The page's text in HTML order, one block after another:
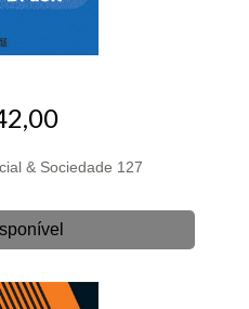
& Sociedade 127